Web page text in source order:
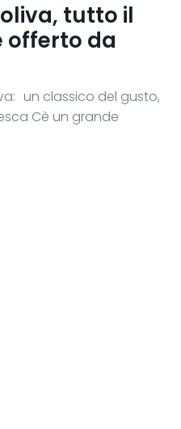
tutto il
offerto da
un classico del gusto,
Cè un grande